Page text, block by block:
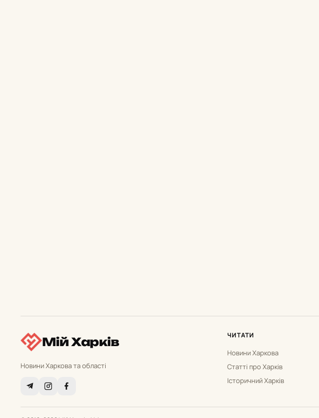
Мій Харків
Новини Харкова та області
ЧИТАТИ
Новини Харкова
Статті про Харків
Історичний Харків